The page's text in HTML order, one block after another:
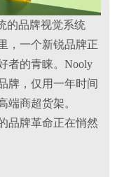
的品牌视觉系统
，一个新锐品牌正
者的青睐。Nooly
牌，仅用一年时间
端商超货架。
品牌革命正在悄然